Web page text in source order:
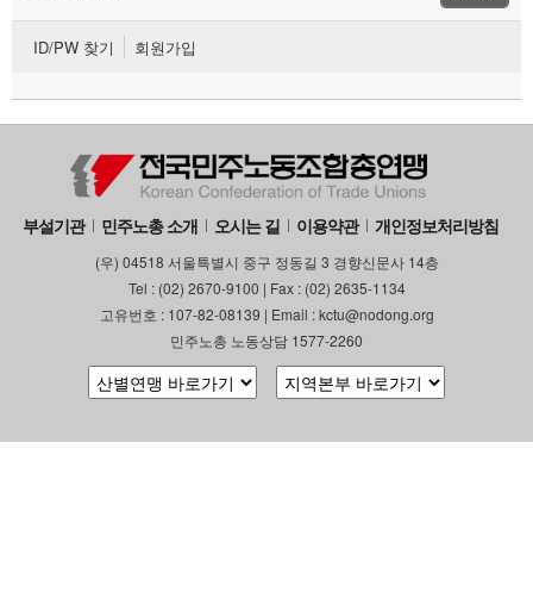
ID/PW 찾기 회원가입
부설기관 민주노총 소개 오시는 길 이용약관 개인정보처리방침
(우) 04518 서울특별시 중구 정동길 3 경향신문사 14층
Tel : (02) 2670-9100 | Fax : (02) 2635-1134
고유번호 : 107-82-08139 | Email : kctu@nodong.org
민주노총 노동상담 1577-2260
부설기관